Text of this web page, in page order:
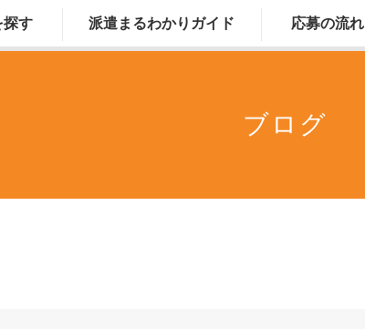
探す 派遣まるわかりガイド 応募の流れ
ブログ